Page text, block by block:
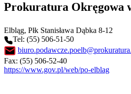
Prokuratura Okręgowa
Elbląg, Płk Stanisława Dąbka 8-12
Tel: (55) 506-51-50
Fax: (55) 506-52-40
https://www.gov.pl/web/po-elblag